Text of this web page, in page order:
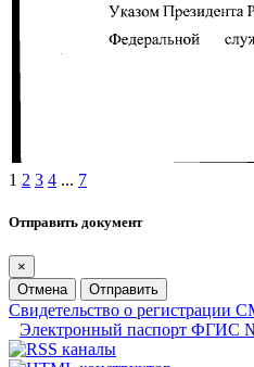
1 2 3 4 ... 7
Отправить документ
×
Отмена
Отправить
Свидетельство о
Электронный паспорт ФГИС